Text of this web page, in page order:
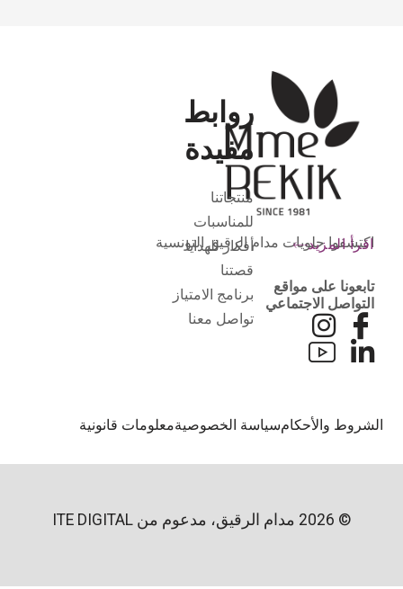
اكتشفوا حلويات مدام الرقيق التونسية
اقرأ المزيد
تابعونا على مواقع
التواصل الاجتماعي
روابط
مفيدة
منتجاتنا
للمناسبات
أفكار للهدايا
قصتنا
برنامج الامتياز
تواصل معنا
والأحكامسياسة الخصوصيةمعلومات قانونية
ITE DIGITAL